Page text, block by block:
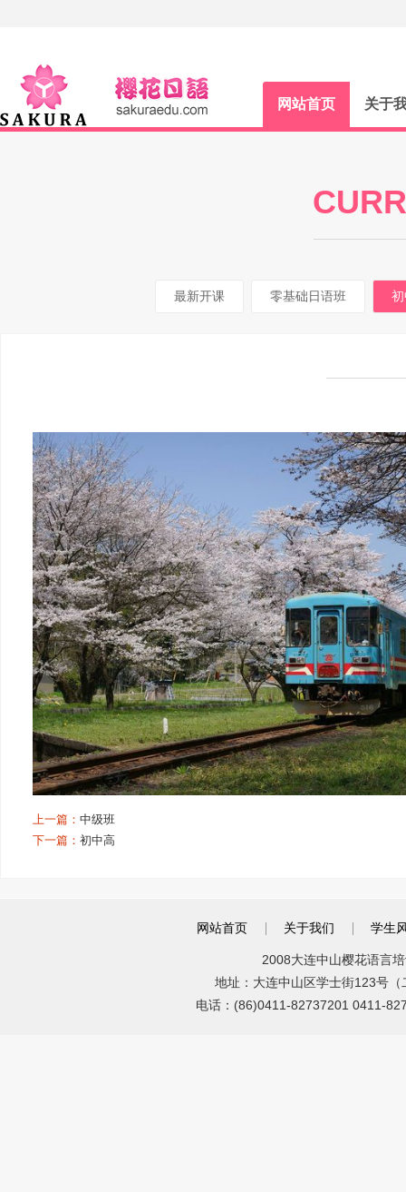
网站首页 关于
最新开课 零基础日语班
上一篇： 中级班
下一篇： 初中高
网站首页 关于我们 学生
2008大连中山樱花语言
地址：大连中山区学士街123号
电话：(86)0411-82737201 0411-